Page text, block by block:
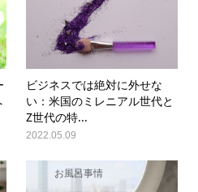
ビジネスでは絶対に外せな
い：米国のミレニアル世代と
Z世代の特...
2022.05.09
お風呂事情